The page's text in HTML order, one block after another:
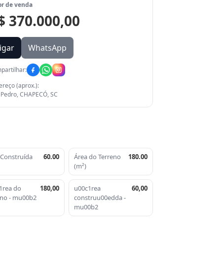
de venda
370.000,00
WhatsApp
(aprox.):
CHAPECÓ, SC
60.00
Área do Terreno
(m²)
180.00
do
- mu00b2
180,00
u00c1rea
construu00edda -
mu00b2
60,00